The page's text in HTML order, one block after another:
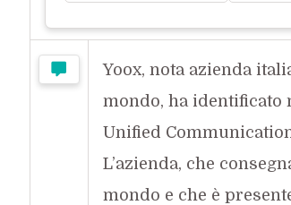
Yoox, nota azienda
mondo, ha identificato
Unified
L’azienda, che
mondo e che è